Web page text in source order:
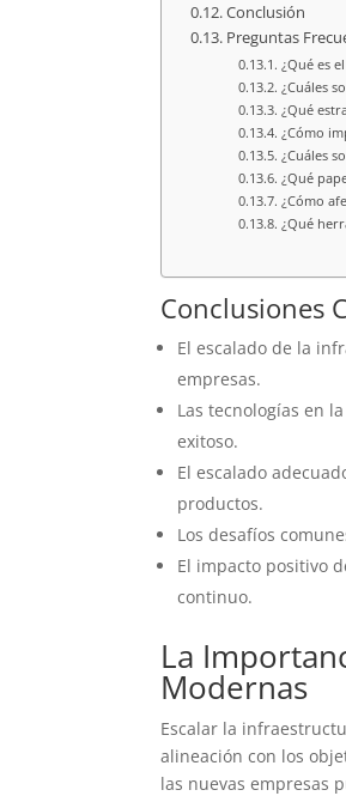
Conclusión
Preguntas
¿Qué es
¿Cuáles
¿Qué
¿Cómo
¿Cuáles
¿Qué
¿Cómo
¿Qué
Conclusiones
El escalado de la
empresas.
Las tecnologías en
exitoso.
El escalado
productos.
Los desafíos
El impacto positivo
continuo.
La
Modernas
Escalar la
alineación con los
las nuevas empresas